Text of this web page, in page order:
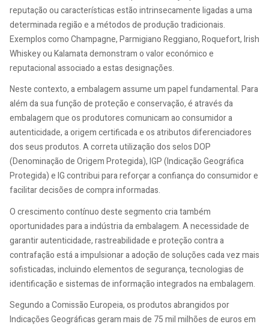
reputação ou características estão intrinsecamente ligadas a uma
determinada região e a métodos de produção tradicionais.
Exemplos como Champagne, Parmigiano Reggiano, Roquefort, Irish
Whiskey ou Kalamata demonstram o valor económico e
reputacional associado a estas designações.
Neste contexto, a embalagem assume um papel fundamental. Para
além da sua função de proteção e conservação, é através da
embalagem que os produtores comunicam ao consumidor a
autenticidade, a origem certificada e os atributos diferenciadores
dos seus produtos. A correta utilização dos selos DOP
(Denominação de Origem Protegida), IGP (Indicação Geográfica
Protegida) e IG contribui para reforçar a confiança do consumidor e
facilitar decisões de compra informadas.
O crescimento contínuo deste segmento cria também
oportunidades para a indústria da embalagem. A necessidade de
garantir autenticidade, rastreabilidade e proteção contra a
contrafação está a impulsionar a adoção de soluções cada vez mais
sofisticadas, incluindo elementos de segurança, tecnologias de
identificação e sistemas de informação integrados na embalagem.
Segundo a Comissão Europeia, os produtos abrangidos por
Indicações Geográficas geram mais de 75 mil milhões de euros em